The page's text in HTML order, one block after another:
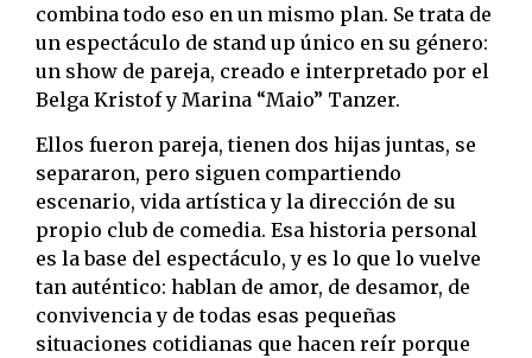
combina todo eso en un mismo plan. Se trata de
un espectáculo de stand up único en su género:
un show de pareja, creado e interpretado por el
Belga Kristof y Marina “Maio” Tanzer.
Ellos fueron pareja, tienen dos hijas juntas, se
separaron, pero siguen compartiendo
escenario, vida artística y la dirección de su
propio club de comedia. Esa historia personal
es la base del espectáculo, y es lo que lo vuelve
tan auténtico: hablan de amor, de desamor, de
convivencia y de todas esas pequeñas
situaciones cotidianas que hacen reír porque